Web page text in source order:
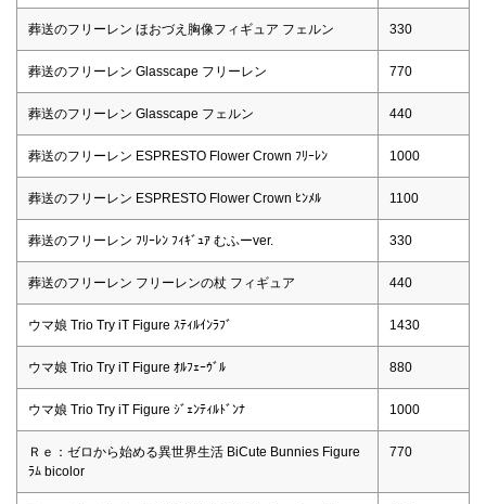
葬送のフリーレン ほおづえ胸像フィギュア フェルン 330
葬送のフリーレン Glasscape フリーレン 770
葬送のフリーレン Glasscape フェルン 440
葬送のフリーレン ESPRESTO Flower Crown ﾌﾘｰﾚﾝ 1000
葬送のフリーレン ESPRESTO Flower Crown ﾋﾝﾒﾙ 1100
葬送のフリーレン ﾌﾘｰﾚﾝ ﾌｨｷﾞｭｱ むふーver. 330
葬送のフリーレン フリーレンの杖 フィギュア 440
ウマ娘 Trio Try iT Figure ｽﾃｨﾙｲﾝﾗﾌﾞ 1430
ウマ娘 Trio Try iT Figure ｵﾙﾌｪｰｳﾞﾙ 880
ウマ娘 Trio Try iT Figure ｼﾞｪﾝﾃｨﾙﾄﾞﾝﾅ 1000
Ｒｅ：ゼロから始める異世界生活 BiCute Bunnies Figure
ﾗﾑ bicolor
770